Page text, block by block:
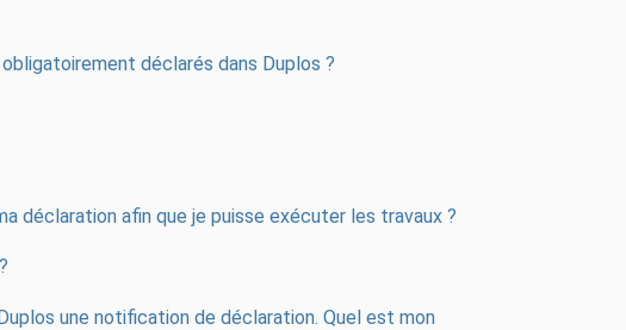
déclarés dans Duplos ?
déclaration afin que je puisse exécuter les travaux ?
une notification de déclaration. Quel est mon